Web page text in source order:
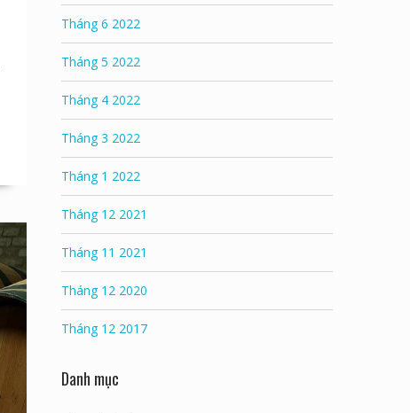
Tháng 6 2022
Tháng 5 2022
Tháng 4 2022
Tháng 3 2022
Tháng 1 2022
Tháng 12 2021
Tháng 11 2021
Tháng 12 2020
Tháng 12 2017
Danh mục